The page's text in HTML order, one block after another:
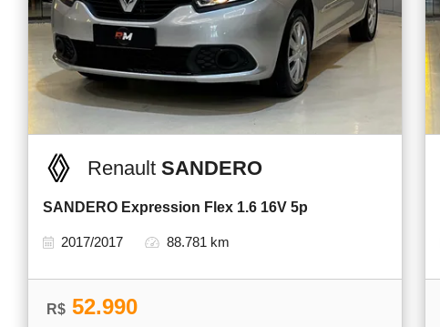
Renault SANDERO
SANDERO Expression Flex 1.6 16V 5p
2017/2017 88.781 km
R$ 52.990